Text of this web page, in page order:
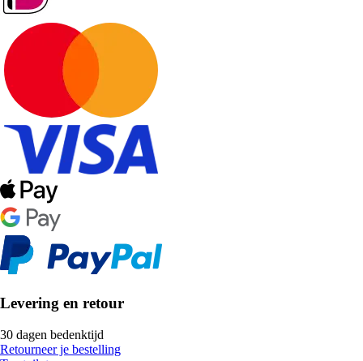
Levering en retour
30 dagen bedenktijd
Retourneer je bestelling